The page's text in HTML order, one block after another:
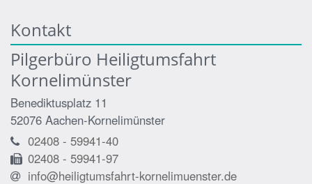
Kontakt
Pilgerbüro Heiligtumsfahrt
Kornelimünster
Benediktusplatz 11
52076 Aachen-Kornelimünster
02408 - 59941-40
02408 - 59941-97
info@heiligtumsfahrt-kornelimuenster.de